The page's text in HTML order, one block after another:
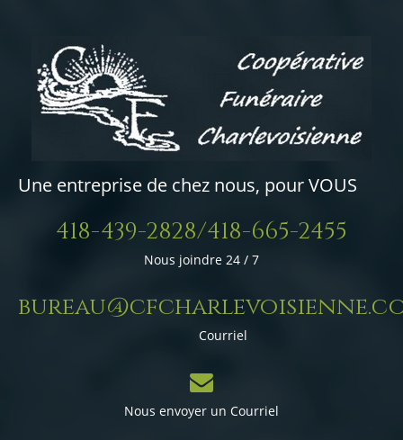
Une entreprise de chez nous, pour VOUS
418-439-2828/418-665-2455
Nous joindre 24 / 7
Courriel
Nous envoyer un Courriel